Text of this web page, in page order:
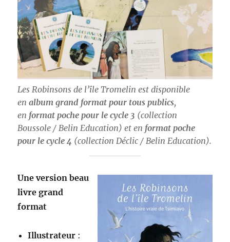
Les Robinsons de l’île Tromelin est disponible
enalbum grand format pour tous publics,
en format poche pour le cycle 3 (collection
Boussole / Belin Education) et en format poche
pour le cycle 4 (collection Déclic / Belin Education).
Une version beau
livre grand
format
Illustrateur :